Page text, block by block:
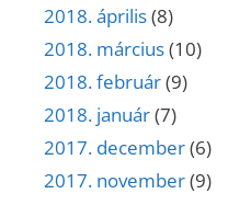
2018. április(8)
2018. március(10)
2018. február(9)
2018. január(7)
2017. december(6)
2017. november(9)